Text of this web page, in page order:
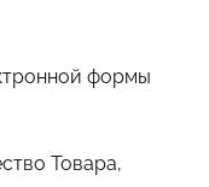
формы
Товара,